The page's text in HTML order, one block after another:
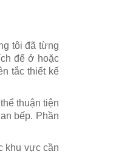
tôi đã từng
để ở hoặc
tắc thiết kế
thuận tiện
bếp. Phần
khu vực cần